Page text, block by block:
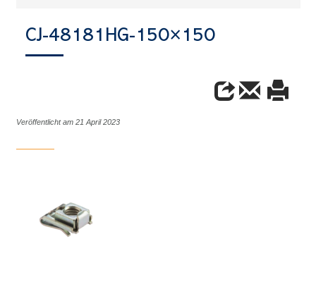
CJ-48181HG-150×150
Veröffentlicht am 21 April 2023